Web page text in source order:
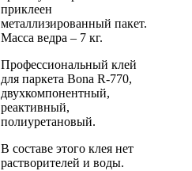
приклеен
металлизированный пакет.
Масса ведра – 7 кг.
Профессиональный клей
для паркета Bona R-770,
двухкомпонентный,
реактивный,
полиуретановый.
В составе этого клея нет
растворителей и воды.